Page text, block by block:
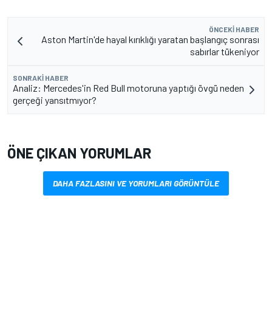
ÖNCEKI HABER
Aston Martin'de hayal kırıklığı yaratan başlangıç sonrası
sabırlar tükeniyor
SONRAKI HABER
Analiz: Mercedes'in Red Bull motoruna yaptığı övgü neden
gerçeği yansıtmıyor?
ÖNE ÇIKAN YORUMLAR
DAHA FAZLASINI VE YORUMLARI GÖRÜNTÜLE